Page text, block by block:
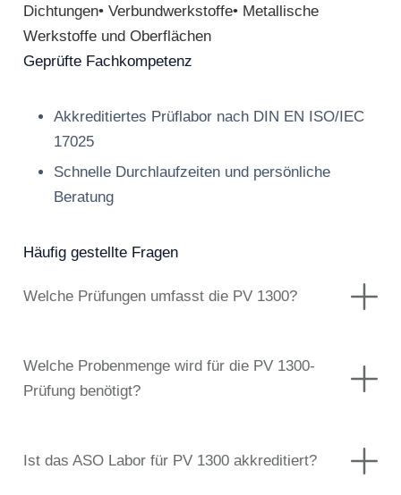
Dichtungen• Verbundwerkstoffe• Metallische
Werkstoffe und Oberflächen
Geprüfte Fachkompetenz
Akkreditiertes Prüflabor nach DIN EN ISO/IEC
17025
Schnelle Durchlaufzeiten und persönliche
Beratung
Häufig gestellte Fragen
Welche Prüfungen umfasst die PV 1300?
Welche Probenmenge wird für die PV 1300-
Prüfung benötigt?
Ist das ASO Labor für PV 1300 akkreditiert?